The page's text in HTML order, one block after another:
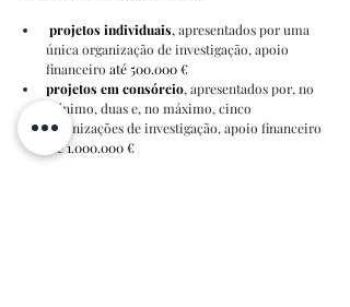
projetos individuais, apresentados por uma
única organização de investigação, apoio
financeiro até 500.000 €
projetos em consórcio, apresentados por, no
mínimo, duas e, no máximo, cinco
organizações de investigação, apoio financeiro
até 1.000.000 €